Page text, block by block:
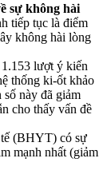
sự không hài
tiếp tục là điểm
không hài lòng
lượt ý kiến
thống ki-ốt khảo
số này đã giảm
cho thấy vấn đề
(BHYT) có sự
mạnh nhất (giảm